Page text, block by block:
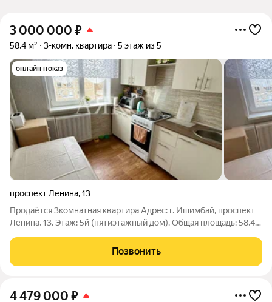
3 000 000 ₽
58,4 м² 3-комн. квартира 5 этаж из 5
онлайн показ
проспект Ленина,13
Продаётся 3комнатная квартира Адрес: г. Ишимбай, проспект
Ленина, 13. Этаж: 5й (пятиэтажный дом). Общая площадь: 58,4
выполнен ремонт; балкон обшит и застеклён. Преимущества
локации: удобный
Позвонить
4 479 000 ₽